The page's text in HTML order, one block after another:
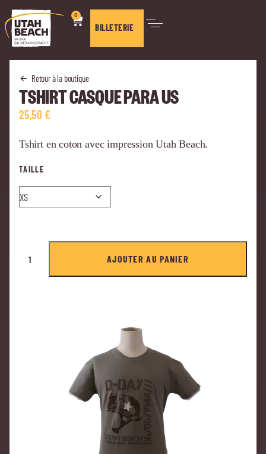
0
BILLETERIE
Retour à la boutique
TSHIRT CASQUE PARA US
25,50€
Tshirt en coton avec impression Utah Beach.
TAILLE
AJOUTER AU PANIER